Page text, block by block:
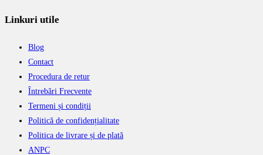
Linkuri utile
Blog
Contact
Procedura de retur
Întrebări Frecvente
Termeni și condiții
Politică de confidențialitate
Politica de livrare și de plată
ANPC